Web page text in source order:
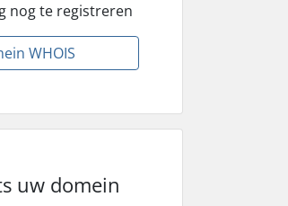
nog te registreren
WHOIS
uw domein